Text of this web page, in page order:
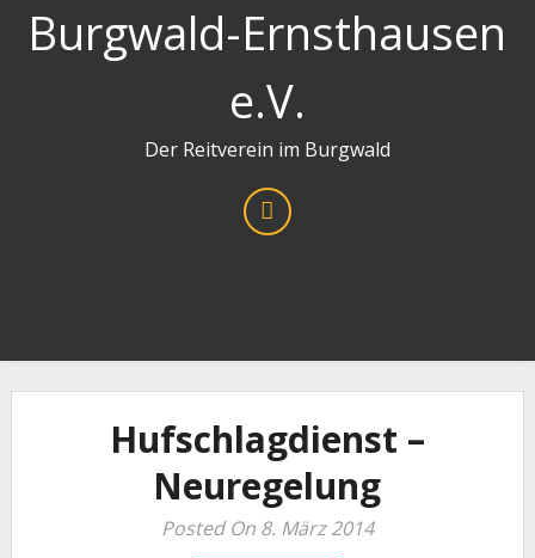
Burgwald-Ernsthausen
e.V.
Der Reitverein im Burgwald
Hufschlagdienst –
Neuregelung
Posted On 8. März 2014